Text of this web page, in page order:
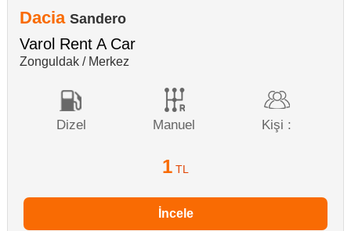
Dacia Sandero
Varol Rent A Car
Zonguldak / Merkez
Dizel Manuel Kişi :
1 TL
İncele